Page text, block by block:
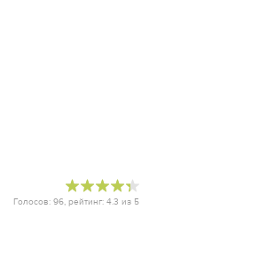
Голосов: 96, рейтинг: 4.3 из 5